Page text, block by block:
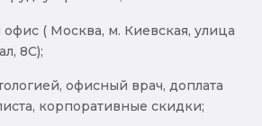
( Москва, м. Киевская, улица
8С);
офисный врач, доплата
корпоративные скидки;